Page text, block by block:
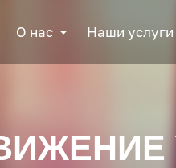
О нас Наши услуги